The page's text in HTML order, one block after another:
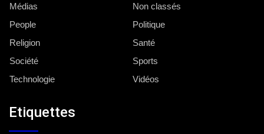
Médias
Non classés
People
Politique
Religion
Santé
Société
Sports
Technologie
Vidéos
Etiquettes